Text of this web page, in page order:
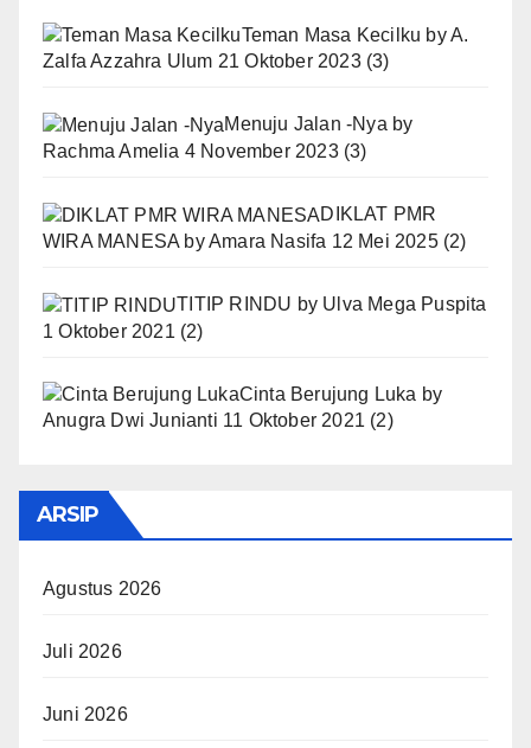
Teman Masa Kecilku byA.
Zalfa Azzahra Ulum 21 Oktober 2023 (3)
Menuju Jalan -Nya by
Rachma Amelia 4 November 2023 (3)
DIKLAT PMR
WIRA MANESA byAmara Nasifa 12 Mei 2025 (2)
TITIP RINDU by Ulva Mega Puspita
1 Oktober 2021 (2)
Cinta Berujung Luka by
Anugra Dwi Junianti 11 Oktober 2021 (2)
ARSIP
Agustus 2026
Juli 2026
Juni 2026